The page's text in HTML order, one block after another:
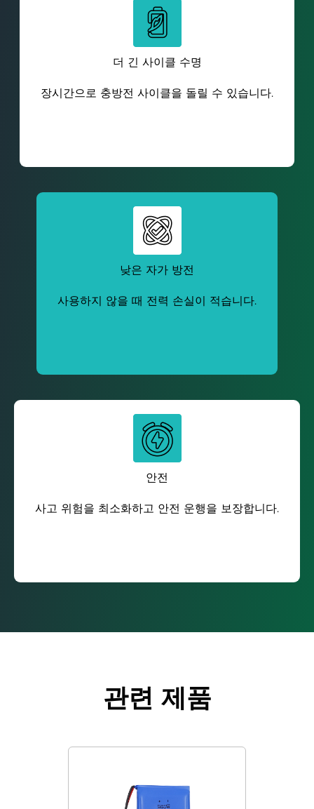
더 긴 사이클 수명
장시간으로 충방전 사이클을 돌릴 수 있습니다.
낮은 자가 방전
사용하지 않을 때 전력 손실이 적습니다.
안전
사고 위험을 최소화하고 안전 운행을 보장합니다.
관련 제품